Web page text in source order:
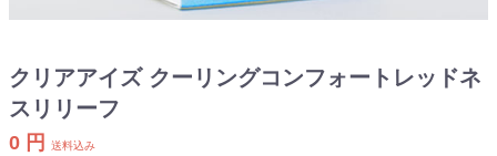
クリアアイズ クーリングコンフォートレッドネ
スリリーフ
0 円 送料込み